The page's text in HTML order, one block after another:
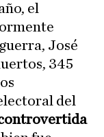
el
José
345
del